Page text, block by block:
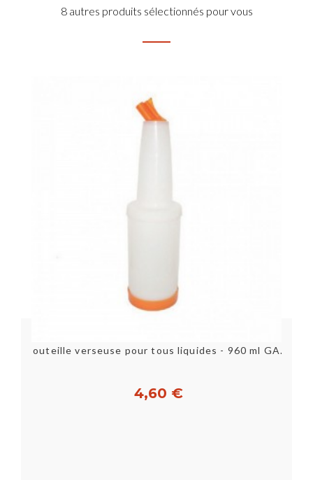
8 autres produits sélectionnés pour vous
Bouteille verseuse pour tous liquides - 960 ml GARCIA DE POU
4,60 €